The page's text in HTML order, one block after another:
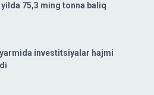
75,3 ming tonna baliq
investitsiyalar hajmi